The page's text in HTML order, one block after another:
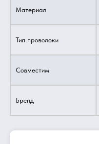
Материал
Тип проволоки
Совместим
Бренд